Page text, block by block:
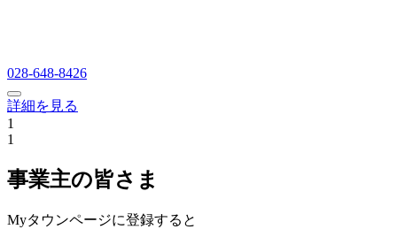
028-648-8426
詳細を見る
1
1
事業主の皆さま
Myタウンページに登録すると